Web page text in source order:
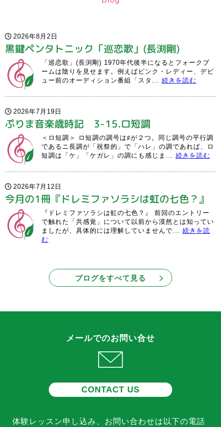
2026年8月2日
黒鍵ペンタトニック「巡恋歌」(長渕剛)
「巡恋歌」(長渕剛) 1970年代後半になるとフォークブ
ームは陰りを見せます。例えばピンク・レディー、デビ
ュー前のオーディション番組「スタ... 続きを読む
2026年7月19日
ぷりま音楽歳時記 3-15.ロ短調
＜ロ短調＞ ロ短調の調号は♯が２つ。同じ調号の平行調
であるニ長調が「祝祭的」で「ハレ」の調であれば、ロ
短調は「ケ」「ケガレ」の調にも感じま... 続きを読む
2026年7月12日
今月の1冊『ドレミファソラシは虹の七色？』
『ドレミファソラシは虹の七色？』 前回のエントリー
で触れた「共感覚」について以前から漠然とは知ってい
ましたが、具体的には理解していませんで... 続きを読
む
ブログをすべて見る
メールでのお問い合せ
CONTACT US
体験レッスン申し込み、お問い合わせは 以下の電話